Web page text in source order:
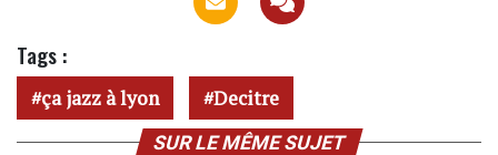
Tags :
ça jazz à lyon Decitre
SUR LE MÊME SUJET